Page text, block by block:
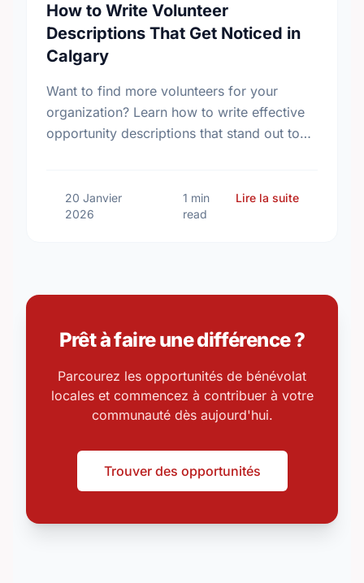
How to Write Volunteer
Descriptions That Get Noticed in
Calgary
Want to find more volunteers for your
organization? Learn how to write effective
opportunity descriptions that stand out to
20 Janvier
2026
1 min
read
Lire la suitesur How to
Prêt à faire une différence ?
Parcourez les opportunités de bénévolat
locales et commencez à contribuer à votre
communauté dès aujourd'hui.
Trouver des opportunités